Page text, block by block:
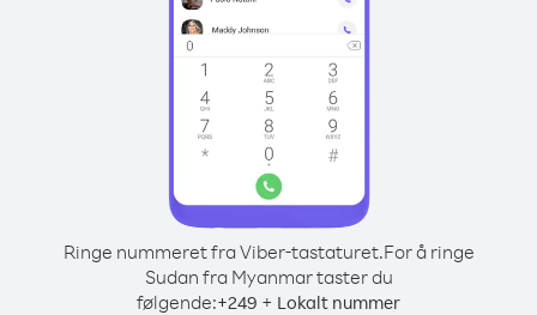
Ringe nummeret fra Viber-tastaturet.For å ringe
Sudan fra Myanmar taster du
følgende:+249 + Lokalt nummer